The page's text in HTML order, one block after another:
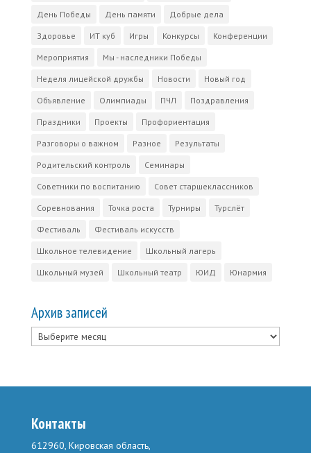
День Победы День памяти Добрые дела
Здоровье ИТ куб Игры Конкурсы Конференции
Мероприятия Мы - наследники Победы
Неделя лицейской дружбы Новости Новый год
Объявление Олимпиады ПЧЛ Поздравления
Праздники Проекты Профориентация
Разговоры о важном Разное Результаты
Родительский контроль Семинары
Советники по воспитанию Совет старшеклассников
Соревнования Точка роста Турниры Турслёт
Фестиваль Фестиваль искусств
Школьное телевидение Школьный лагерь
Школьный музей Школьный театр ЮИД Юнармия
Архив записей
Архив
записей
Контакты
612960, Кировская область,